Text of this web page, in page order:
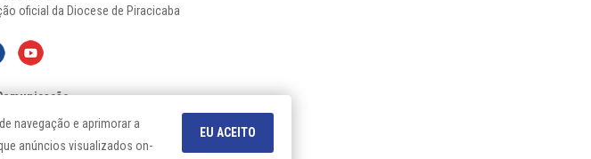
oficial da Diocese de Piracicaba
navegação e aprimorar a
anúncios visualizados on-
EU ACEITO